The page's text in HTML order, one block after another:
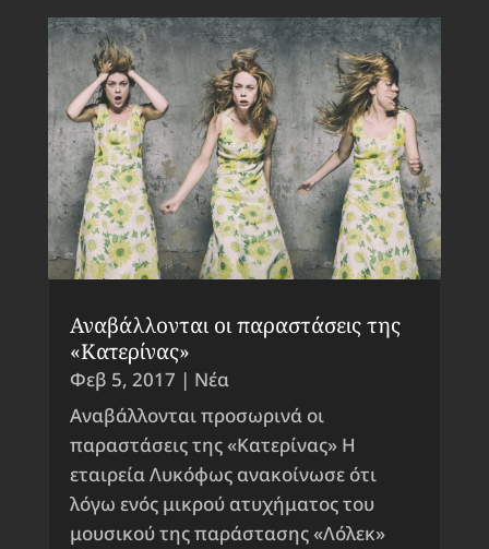
Αναβάλλονται οι παραστάσεις της
«Κατερίνας»
Φεβ 5, 2017 | Νέα
Αναβάλλονται προσωρινά οι
παραστάσεις της «Κατερίνας» Η
εταιρεία Λυκόφως ανακοίνωσε ότι
λόγω ενός μικρού ατυχήματος του
μουσικού της παράστασης «Λόλεκ»